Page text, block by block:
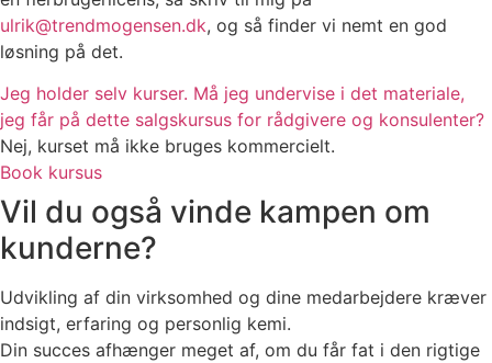
ulrik@trendmogensen.dk, og så finder vi nemt en god
løsning på det.
Jeg holder selv kurser. Må jeg undervise i det materiale,
jeg får på dette salgskursus for rådgivere og konsulenter?
Nej, kurset må ikke bruges kommercielt.
Book kursus
Vil du også vinde kampen om
kunderne?
Udvikling af din virksomhed og dine medarbejdere kræver
indsigt, erfaring og personlig kemi.
Din succes afhænger meget af, om du får fat i den rigtige